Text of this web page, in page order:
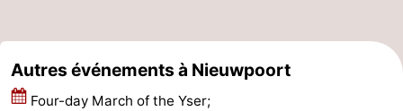
Wenduine
-
Le
-
Autres événements à Nieuwpoort
Four-day March of the Yser;